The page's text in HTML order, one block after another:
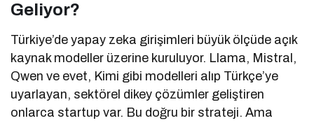
Geliyor?
Türkiye’de yapay zeka girişimleri büyük ölçüde açık
kaynak modeller üzerine kuruluyor. Llama, Mistral,
Qwen ve evet, Kimi gibi modelleri alıp Türkçe’ye
uyarlayan, sektörel dikey çözümler geliştiren
onlarca startup var. Bu doğru bir strateji. Ama